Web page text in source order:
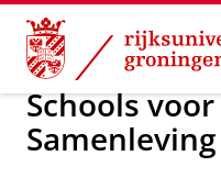
Skip
Content
Skip
Navigation
Maatschappij/bedrijven
Schools
Samenleving
Longread | 'Een
interdisciplinair